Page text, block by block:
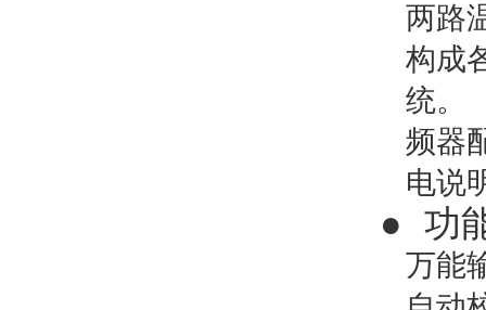
两路
构成
统。
频器
电说
● 功
万能